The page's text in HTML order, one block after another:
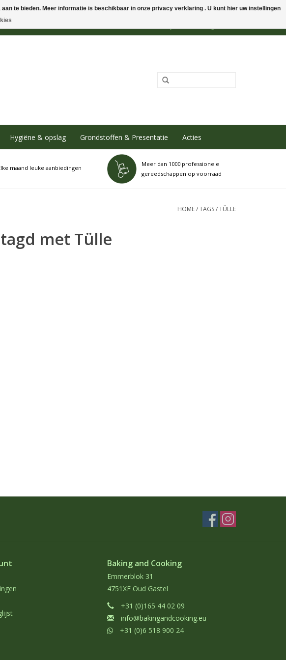
Hygiëne & opslag Grondstoffen & Presentatie Acties
maand leuke aanbiedingen
Meer dan 1000 professionele
gereedschappen op voorraad
HOME/TAGS/TÜLLE
met Tülle
Baking and Cooking
Emmerblok 31
4751XE Oud Gastel
+31 (0)165 44 02 09
info@bakingandcooking.eu
+31 (0)6 518 900 24
te bieden. Meer informatie is beschikbaar in onze privacy verklaring . U kunt hier uw instellingen